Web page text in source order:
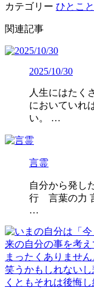
カテゴリー ひとこと
関連記事
2025/10/30
人生にはたく
においていれ
い。 …
言霊
自分から発し
行 言葉の力
…